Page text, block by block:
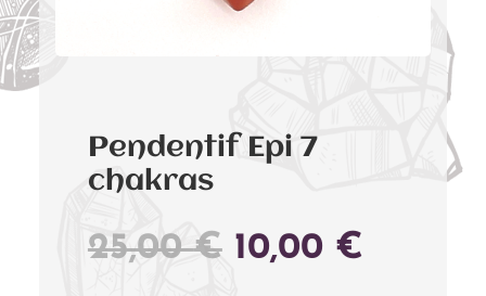
Pendentif Epi 7
chakras
25,00€ LE
10,00 €LE